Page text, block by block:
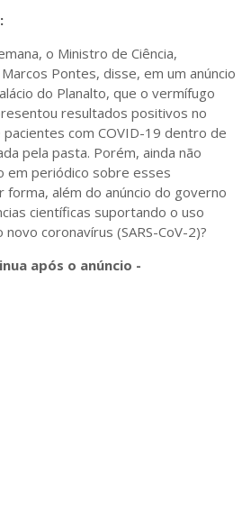
o Ministro de Ciência,
Pontes, disse, em um anúncio
do Planalto, que o vermífugo
resultados positivos no
com COVID-19 dentro de
pela pasta. Porém, ainda não
em periódico sobre esses
forma, além do anúncio do governo
científicas suportando o uso
coronavírus (SARS-CoV-2)?
após o anúncio -